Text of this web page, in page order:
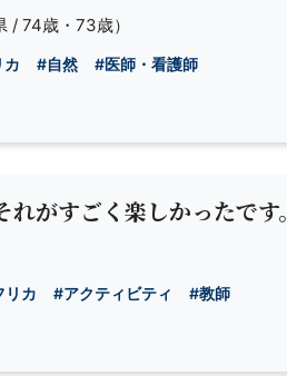
/ 74歳・73歳）
カ #自然 #医師・看護師
がすごく楽しかったです。
リカ #アクティビティ #教師